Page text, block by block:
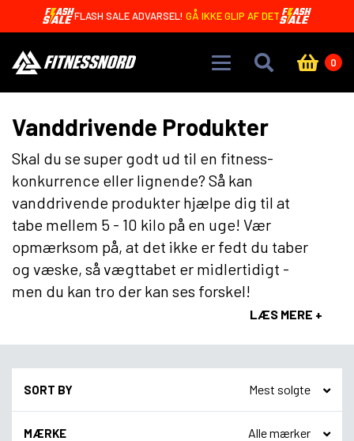
Skip to main contentFLASH SALE ADVARSEL! GÅ IKKE GLIP AF DET
0
Vanddrivende Produkter
Skal du se super godt ud til en fitness-
konkurrence eller lignende? Så kan
vanddrivende produkter hjælpe dig til at
tabe mellem 5 - 10 kilo på en uge! Vær
opmærksom på, at det ikke er fedt du taber
og væske, så vægttabet er midlertidigt -
men du kan tro der kan ses forskel!
LÆS MERE +
SORT BY
MÆRKE